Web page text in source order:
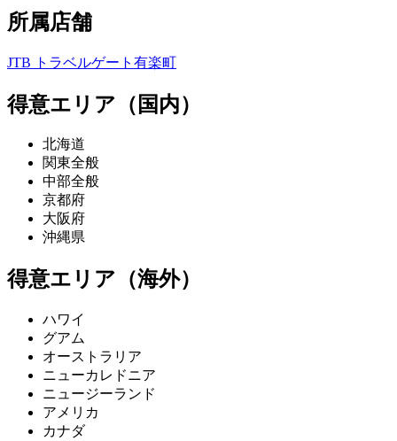
所属店舗
JTB トラベルゲート有楽町
得意エリア（国内）
北海道
関東全般
中部全般
京都府
大阪府
沖縄県
得意エリア（海外）
ハワイ
グアム
オーストラリア
ニューカレドニア
ニュージーランド
アメリカ
カナダ